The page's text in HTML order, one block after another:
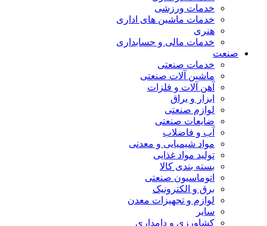
خدمات ورزشی
خدمات ماشین های اداری
هنری
خدمات مالی و حسابداری
صنعت
خدمات صنعتی
ماشین آلات صنعتی
آهن آلات و فلزات
ابزار و یراق
لوازم صنعتی
ضایعات صنعتی
آب و فاضلاب
مواد شیمیایی و معدنی
تولید مواد غذایی
بسته بندی کالا
اتوماسیون صنعتی
برق و الکترونیک
لوازم و تجهیزات معدن
سایر
کشاورزی و دامداری